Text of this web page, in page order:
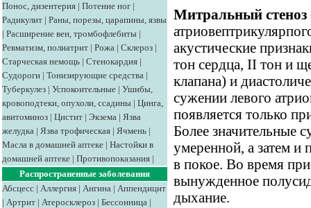
Понос, дизентерия | Потение ног |
Радикулит | Раны, порезы, царапины, язвы
| Расширение вен, тромбофлебиты |
Ревматизм, полиатрит | Рожа | Склероз |
Старческая немощь | Стенокардия |
Судороги | Тонизирующие средства |
Туберкулез | Успокоительные | Ушибы,
кровоподтеки, опухоли, ссадины | Цинга,
авитоминоз | Цистит | Экзема | Язва
желудка | Язва трофическая | Ячмень |
Масла в домашней аптеке | Настойки в
домашней аптеке | Противопоказания |
Распространенные заболевания
Абсцесс | Аллергия | Ангина | Аппендицит
| Артрит | Атеросклероз | Бессонница |
Митральный
акустические
тон сердца, II тон и
клапана) и
сужении левого
появляется только
Более значительные
умеренной, а затем и
в покое. Во время
вынужденное
дыхание.